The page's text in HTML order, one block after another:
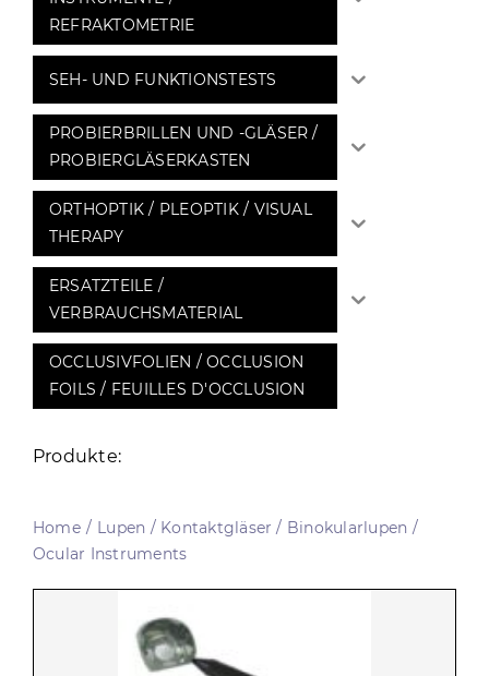
REFRAKTOMETRIE
SEH- UND FUNKTIONSTESTS
PROBIERBRILLEN UND -GLÄSER /
PROBIERGLÄSERKASTEN
ORTHOPTIK / PLEOPTIK / VISUAL
THERAPY
ERSATZTEILE /
VERBRAUCHSMATERIAL
OCCLUSIVFOLIEN / OCCLUSION
FOILS / FEUILLES D'OCCLUSION
Produkte:
Home
Lupen / Kontaktgläser / Binokularlupen
Ocular Instruments